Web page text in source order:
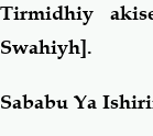
Tirmidhiy
Swahiyh].
Sababu Ya